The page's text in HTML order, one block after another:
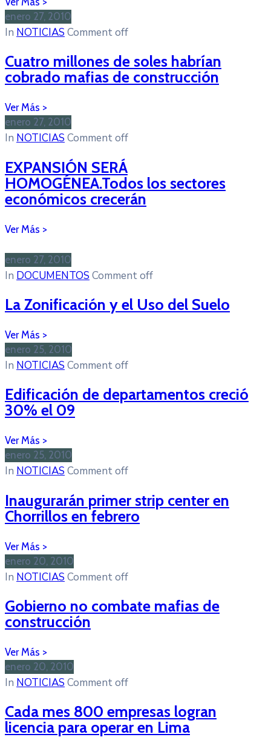
enero 27, 2010
In NOTICIAS Comment off
Cuatro millones de soles habrían
cobrado mafias de construcción
enero 27, 2010
In NOTICIAS Comment off
EXPANSIÓN SERÁ
HOMOGÉNEA.Todos los sectores
económicos crecerán
enero 27, 2010
In DOCUMENTOS Comment off
La Zonificación y el Uso del Suelo
enero 25, 2010
In NOTICIAS Comment off
Edificación de departamentos creció
30% el 09
enero 25, 2010
In NOTICIAS Comment off
Inaugurarán primer strip center en
Chorrillos en febrero
enero 20, 2010
In NOTICIAS Comment off
Gobierno no combate mafias de
construcción
enero 20, 2010
In NOTICIAS Comment off
Cada mes 800 empresas logran
licencia para operar en Lima